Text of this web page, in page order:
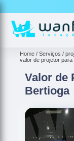
Home Serviços
valor de projetor
Valor de
Bertioga